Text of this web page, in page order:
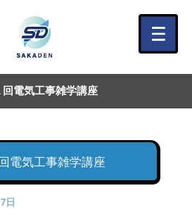
電気工事雑学講座
電気工事雑学講座
日